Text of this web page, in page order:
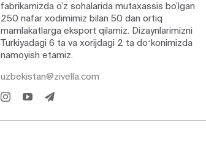
fabrikamizda o’z sohalarida mutaxassis bo’lgan
250 nafar xodimimiz bilan 50 dan ortiq
mamlakatlarga eksport qilamiz. Dizaynlarimizni
Turkiyadagi 6 ta va xorijdagi 2 ta doʻkonimizda
namoyish etamiz.
uzbekistan@zivella.com